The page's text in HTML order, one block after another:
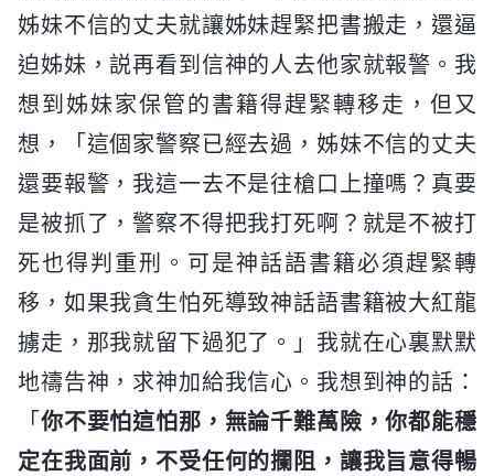
姊妹不信的丈夫就讓姊妹趕緊把書搬走，還逼
迫姊妹，説再看到信神的人去他家就報警。我
想到姊妹家保管的書籍得趕緊轉移走，但又
想，「這個家警察已經去過，姊妹不信的丈夫
還要報警，我這一去不是往槍口上撞嗎？真要
是被抓了，警察不得把我打死啊？就是不被打
死也得判重刑。可是神話語書籍必須趕緊轉
移，如果我貪生怕死導致神話語書籍被大紅龍
擄走，那我就留下過犯了。」我就在心裏默默
地禱告神，求神加給我信心。我想到神的話：
「 你不要怕這怕那，無論千難萬險，你都能穩
定在我面前，不受任何的攔阻，讓我旨意得暢